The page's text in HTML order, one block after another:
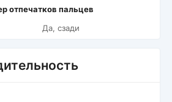
отпечатков пальцев
Да, сзади